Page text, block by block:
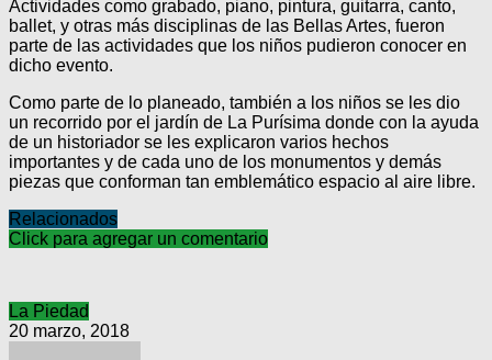
Actividades como grabado, piano, pintura, guitarra, canto,
ballet, y otras más disciplinas de las Bellas Artes, fueron
parte de las actividades que los niños pudieron conocer en
dicho evento.
Como parte de lo planeado, también a los niños se les dio
un recorrido por el jardín de La Purísima donde con la ayuda
de un historiador se les explicaron varios hechos
importantes y de cada uno de los monumentos y demás
piezas que conforman tan emblemático espacio al aire libre.
Relacionados
Click para agregar un comentario
La Piedad
20 marzo, 2018